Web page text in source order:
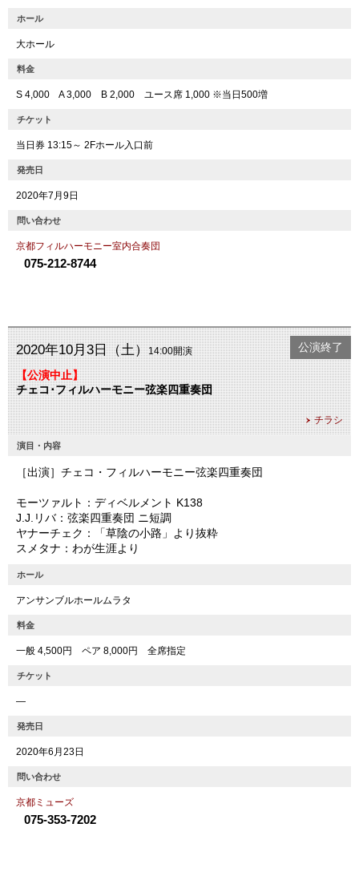
ホール
大ホール
料金
S 4,000 A 3,000 B 2,000 ユース席 1,000 ※当日500増
チケット
当日券 13:15～ 2Fホール入口前
発売日
2020年7月9日
問い合わせ
京都フィルハーモニー室内合奏団
075-212-8744
2020年10月3日（土）14:00開演
【公演中止】
チェコ･フィルハーモニー弦楽四重奏団
チラシ
公演終了
演目・内容
［出演］チェコ・フィルハーモニー弦楽四重奏団
モーツァルト：ディベルメント K138
J.J.リバ：弦楽四重奏団 ニ短調
ヤナーチェク：「草陰の小路」より抜粋
スメタナ：わが生涯より
ホール
アンサンブルホールムラタ
料金
一般 4,500円 ペア 8,000円 全席指定
チケット
―
発売日
2020年6月23日
問い合わせ
京都ミューズ
075-353-7202